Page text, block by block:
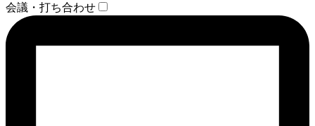
会議・打ち合わせ